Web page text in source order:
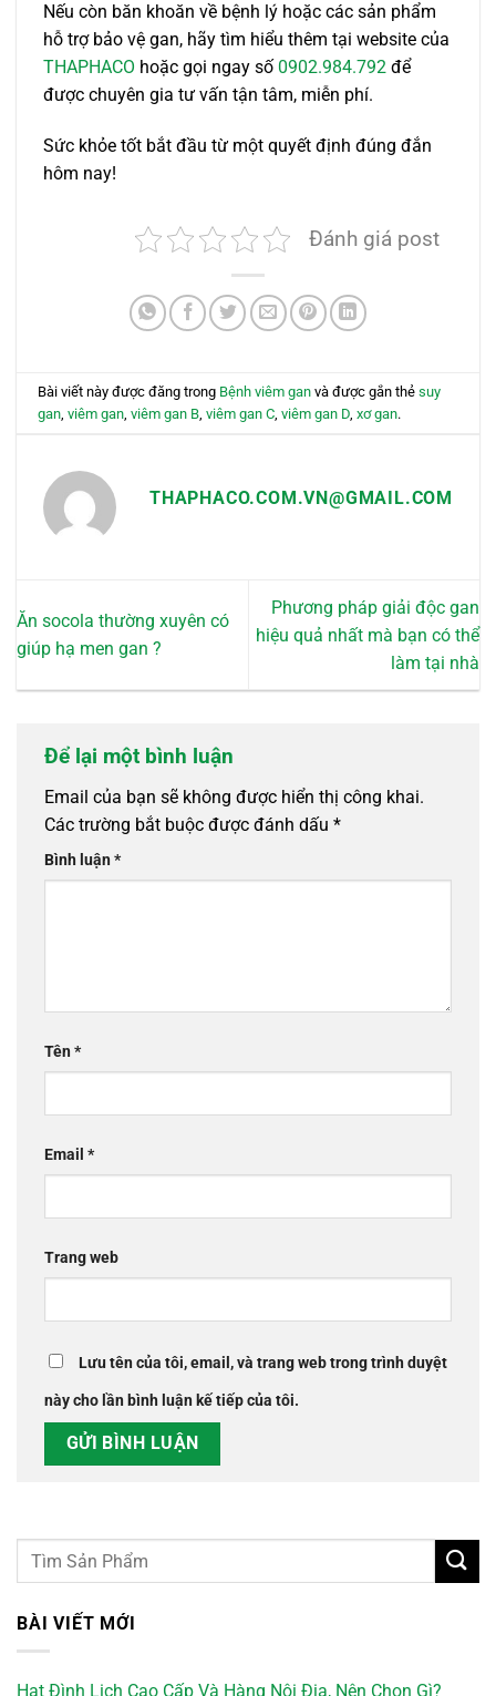
Nếu còn băn khoăn về bệnh lý hoặc các sản phẩm
hỗ trợ bảo vệ gan, hãy tìm hiểu thêm tại website của
THAPHACO hoặc gọi ngay số 0902.984.792 để
được chuyên gia tư vấn tận tâm, miễn phí.
Sức khỏe tốt bắt đầu từ một quyết định đúng đắn
hôm nay!
Đánh giá post
Bài viết này được đăng trong Bệnh viêm gan và được gắn thẻsuy
gan ,viêm gan ,viêm gan B ,viêm gan C ,viêm gan D ,xơ gan.
THAPHACO.COM.VN@GMAIL.COM
Ăn socola thường xuyên có
giúp hạ men gan ?
Phương pháp giải độc gan
hiệu quả nhất mà bạn có thể
làm tại nhà
Để lại một bình luận
Email của bạn sẽ không được hiển thị công khai.
Các trường bắt buộc được đánh dấu *
Bình luận*
Tên*
Email *
Trang web
Lưu tên của tôi, email, và trang web trong trình duyệt
này cho lần bình luận kế tiếp của tôi.
BÀI VIẾT MỚI
Hạt Đình Lịch Cao Cấp Và Hàng Nội Địa, Nên Chọn Gì?